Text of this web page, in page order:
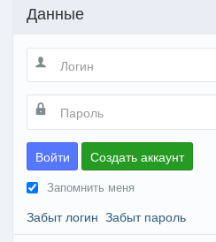
Данные
Войти Создать аккаунт
Запомнить меня
Забыт логин Забыт пароль